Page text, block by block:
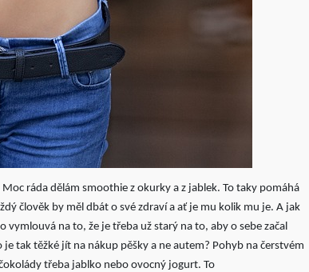
ráda dělám smoothie z okurky a z jablek. To taky pomáhá
člověk by měl dbát o své zdraví a ať je mu kolik mu je. A jak
na to, že je třeba už starý na to, aby o sebe začal
je tak těžké jít na nákup pěšky a ne autem? Pohyb na čerstvém
třeba jablko nebo ovocný jogurt. To